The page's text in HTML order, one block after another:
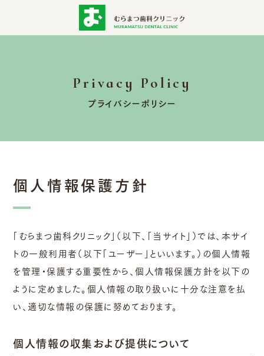
Privacy Policy
プライバシーポリシー
個人情報保護方針
「むらまつ歯科クリニック」（以下、「当サイト」）では、本サイ
トの一般利用者（以下「ユーザー」といいます。）の個人情報
を管理・保護する重要性から、個人情報保護方針を以下の
ように定めました。個人情報の取り扱いに十分な注意を払
い、適切な情報の保護に努めております。
個人情報の収集および提供について